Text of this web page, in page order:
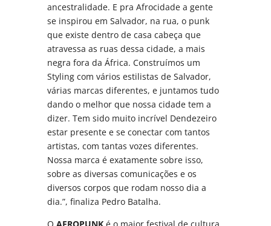
ancestralidade. E pra Afrocidade a gente
se inspirou em Salvador, na rua, o punk
que existe dentro de casa cabeça que
atravessa as ruas dessa cidade, a mais
negra fora da África. Construímos um
Styling com vários estilistas de Salvador,
várias marcas diferentes, e juntamos tudo
dando o melhor que nossa cidade tem a
dizer. Tem sido muito incrível Dendezeiro
estar presente e se conectar com tantos
artistas, com tantas vozes diferentes.
Nossa marca é exatamente sobre isso,
sobre as diversas comunicações e os
diversos corpos que rodam nosso dia a
dia.”, finaliza Pedro Batalha.
OAFROPUNK é o maior festival de cultura